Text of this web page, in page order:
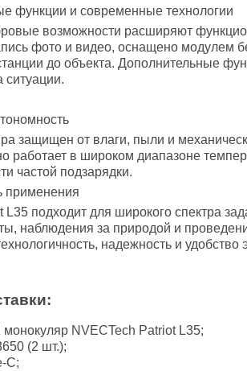
функции и современные технологии
возможности расширяют
фото и видео, оснащено модулем
до объекта. Дополнительные
ситуации.
защищен от влаги, пыли и
работает в широком диапазоне
частой подзарядки.
применения
L35 подходит для широкого спектра
наблюдения за природой и
надежность и удобство
NVECTech Patriot L35;
(2 шт.);
C;